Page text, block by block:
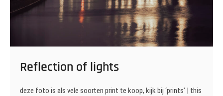
Reflection of lights
deze foto is als vele soorten print te koop, kijk bij ‘prints’ | this